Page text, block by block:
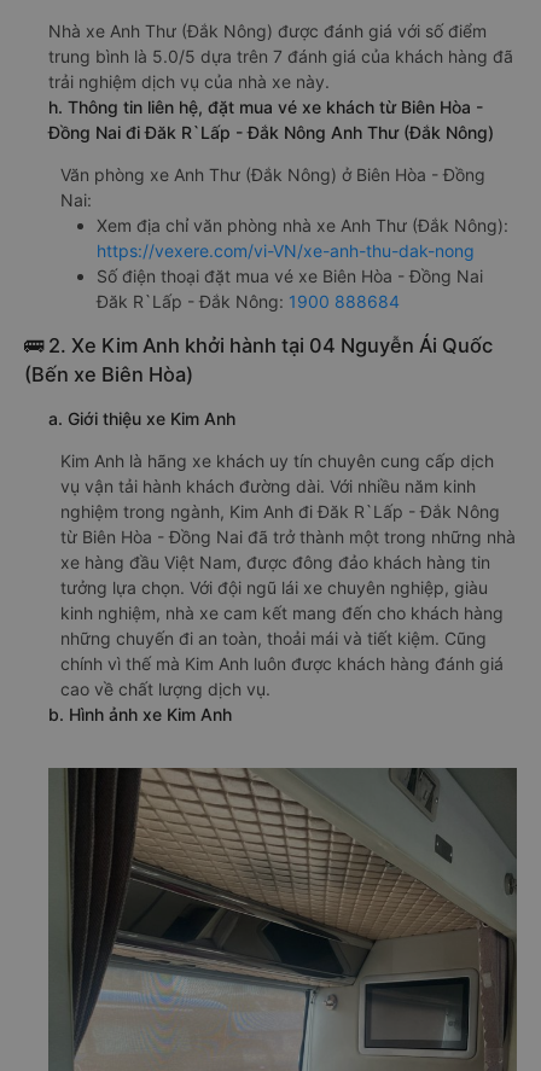
Nhà xe Anh Thư (Đắk Nông) được đánh giá với số điểm
trung bình là 5.0/5 dựa trên 7 đánh giá của khách hàng đã
trải nghiệm dịch vụ của nhà xe này.
h. Thông tin liên hệ, đặt mua vé xe khách từ Biên Hòa -
Đồng Nai đi Đăk R`Lấp - Đắk Nông Anh Thư (Đắk Nông)
Văn phòng xe Anh Thư (Đắk Nông) ở Biên Hòa - Đồng
Nai:
Xem địa chỉ văn phòng nhà xe Anh Thư (Đắk Nông):
https://vexere.com/vi-VN/xe-anh-thu-dak-nong
Số điện thoại đặt mua vé xe Biên Hòa - Đồng Nai
Đăk R`Lấp - Đắk Nông: 1900 888684
🚌 2. Xe Kim Anh khởi hành tại 04 Nguyễn Ái Quốc
(Bến xe Biên Hòa)
a. Giới thiệu xe Kim Anh
Kim Anh là hãng xe khách uy tín chuyên cung cấp dịch
vụ vận tải hành khách đường dài. Với nhiều năm kinh
nghiệm trong ngành, Kim Anh đi Đăk R`Lấp - Đắk Nông
từ Biên Hòa - Đồng Nai đã trở thành một trong những nhà
xe hàng đầu Việt Nam, được đông đảo khách hàng tin
tưởng lựa chọn. Với đội ngũ lái xe chuyên nghiệp, giàu
kinh nghiệm, nhà xe cam kết mang đến cho khách hàng
những chuyến đi an toàn, thoải mái và tiết kiệm. Cũng
chính vì thế mà Kim Anh luôn được khách hàng đánh giá
cao về chất lượng dịch vụ.
b. Hình ảnh xe Kim Anh